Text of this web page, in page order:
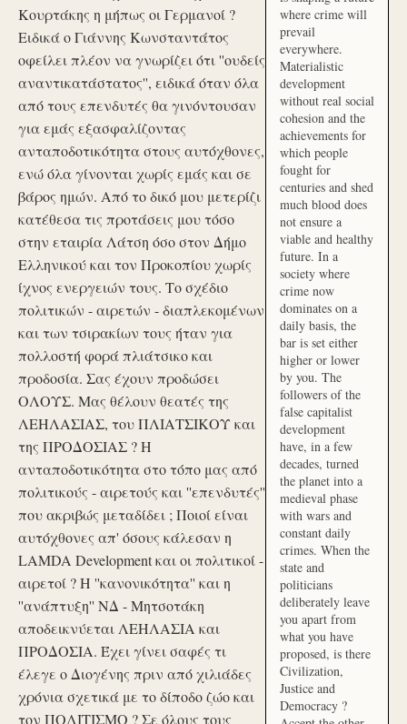
Κουρτάκης η μήπως οι Γερμανοί ?
Ειδικά ο Γιάννης Κωνσταντάτος
οφείλει πλέον να γνωρίζει ότι ''ουδείς
αναντικατάστατος'', ειδικά όταν όλα
από τους επενδυτές θα γινόντουσαν
για εμάς εξασφαλίζοντας
ανταποδοτικότητα στους αυτόχθονες,
ενώ όλα γίνονται χωρίς εμάς και σε
βάρος ημών. Από το δικό μου μετερίζι
κατέθεσα τις προτάσεις μου τόσο
στην εταιρία Λάτση όσο στον Δήμο
Ελληνικού και τον Προκοπίου χωρίς
ίχνος ενεργειών τους. Το σχέδιο
πολιτικών - αιρετών - διαπλεκομένων
και των τσιρακίων τους ήταν για
πολλοστή φορά πλιάτσικο και
προδοσία. Σας έχουν προδώσει
ΟΛΟΥΣ. Μας θέλουν θεατές της
ΛΕΗΛΑΣΙΑΣ, του ΠΛΙΑΤΣΙΚΟΥ και
της ΠΡΟΔΟΣΙΑΣ ? Η
ανταποδοτικότητα στο τόπο μας από
πολιτικούς - αιρετούς και ''επενδυτές''
που ακριβώς μεταδίδει ; Ποιοί είναι
αυτόχθονες απ' όσους κάλεσαν η
LAMDA Development και οι πολιτικοί -
αιρετοί ? Η ''κανονικότητα'' και η
''ανάπτυξη'' ΝΔ - Μητσοτάκη
αποδεικνύεται ΛΕΗΛΑΣΙΑ και
ΠΡΟΔΟΣΙΑ. Έχει γίνει σαφές τι
έλεγε ο Διογένης πριν από χιλιάδες
χρόνια σχετικά με το δίποδο ζώο και
τον ΠΟΛΙΤΙΣΜΟ ? Σε όλους τους
where crime will
prevail
everywhere.
Materialistic
development
without real social
cohesion and the
achievements for
which people
fought for
centuries and shed
much blood does
not ensure a
viable and healthy
future. In a
society where
crime now
dominates on a
daily basis, the
bar is set either
higher or lower
by you. The
followers of the
false capitalist
development
have, in a few
decades, turned
the planet into a
medieval phase
with wars and
constant daily
crimes. When the
state and
politicians
deliberately leave
you apart from
what you have
proposed, is there
Civilization,
Justice and
Democracy ?